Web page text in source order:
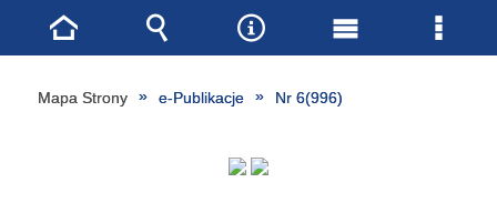
Mapa Strony e-Publikacje Nr 6(996)
Strona
główna
Wyszukiwarka
NarzędziaMenu
główne
Menu